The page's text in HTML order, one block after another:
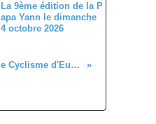
La 9ème édition de la P
apa Yann le dimanche
4 octobre 2026
Assemblée Générale du Comité Départemental de Cyclisme d'Eure et Loir le Samedi 25 novembre Au Gault Saint Denis